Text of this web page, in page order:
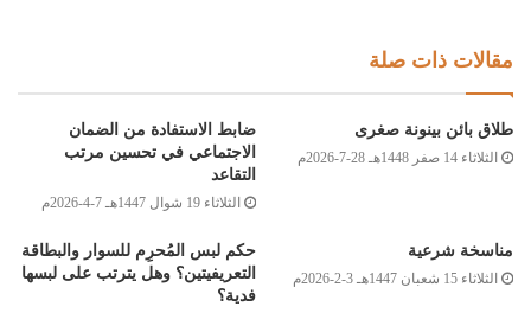
زَوْجًا غَيْرَهُ فَإِن طَلَّقَهَا فَلَا جُنَاحَ عَلَيْهِمَا أَن يَتَرَاجَعَا إِن ظَنَّا أَن يُقِيمَا حُدُودَ اللَّهِ﴾
مقالات ذات صلة
طلاق بائن بينونة صغرى
الثلاثاء 14 صفر 1448هـ 28-7-2026م
ضابط الاستفادة من الضمان
الاجتماعي في تحسين مرتب
التقاعد
الثلاثاء 19 شوال 1447هـ 7-4-2026م
مناسخة شرعية
الثلاثاء 15 شعبان 1447هـ 3-2-2026م
حكم لبس المُحرِم للسوار والبطاقة
التعريفيتين؟ وهل يترتب على لبسها
فدية؟